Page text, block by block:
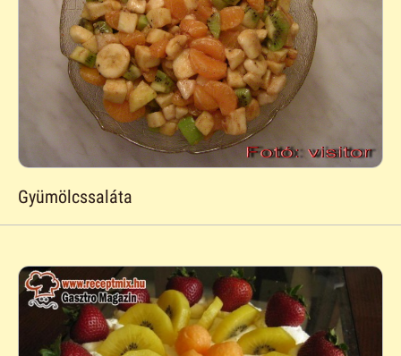
Gyümölcssaláta